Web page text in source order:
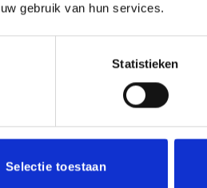
gebruik van hun services.
Statistieken
Selectie toestaan
Toevoegen aan winkelwagen
Privacy Policy